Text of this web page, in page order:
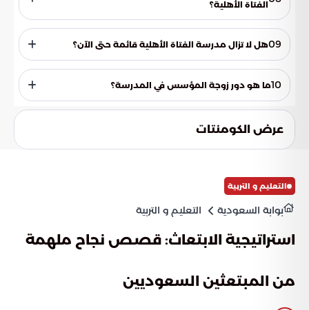
الفتاة الأهلية؟
تُعد مدرسة الفتاة امتدادًا لفكرة مدارس دار العلوم الدينية
المخصصة لتعليم الجاليات الإندونيسية، ولكن وفق نظام التعليم
الأهلي.
09هل لا تزال مدرسة الفتاة الأهلية قائمة حتى الآن؟
نعم، مدرسة الفتاة الأهلية هي إحدى المدارس التي استمرت حتى
وقتنا الحالي.10ما هو دور زوجة المؤسس في المدرسة؟
عُينت زوجة الشيخ محمد حسين بن عبد الغني فلمبان - الحاصلة
للمدرسة.
عرض الكومنتات
التعليم و التربية
بوابة السعودية التعليم و التربية
استراتيجية الابتعاث: قصص نجاح ملهمة
من المبتعثين السعوديين